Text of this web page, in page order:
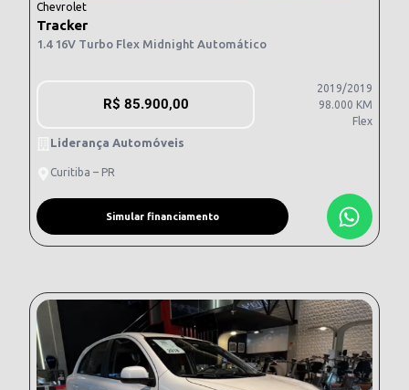
Chevrolet
Tracker
1.4 16V Turbo Flex Midnight Automático
R$ 85.900,00
2019/2019
98.000 KM
Flex
Liderança Automóveis
Curitiba – PR
Simular financiamento